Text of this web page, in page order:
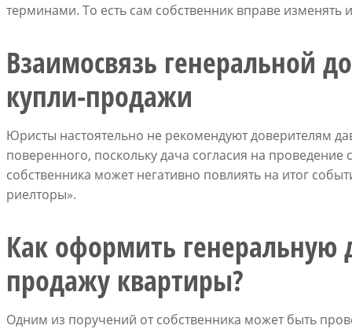
терминами. То есть сам собственник вправе
Взаимосвязь генеральной
купли-продажи
Юристы настоятельно не рекомендуют доверителям
поверенного, поскольку дача согласия на проведение
собственника может негативно повлиять на итог
риелторы».
Как оформить генеральную
продажу квартиры?
Одним из поручений от собственника может быть